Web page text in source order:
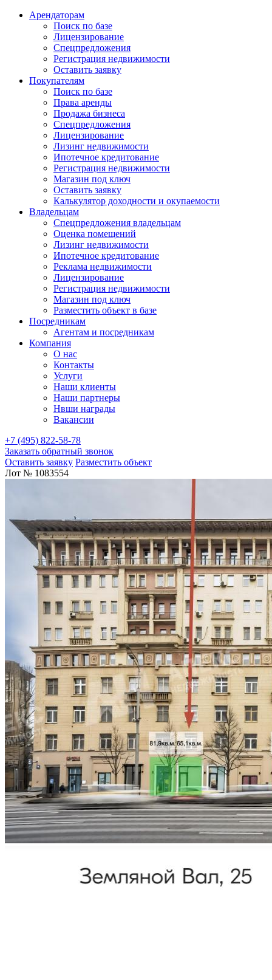
Арендаторам
Поиск по базе
Лицензирование
Спецпредложения
Регистрация недвижимости
Оставить заявку
Покупателям
Поиск по базе
Права аренды
Продажа бизнеса
Спецпредложения
Лицензирование
Лизинг недвижимости
Ипотечное кредитование
Регистрация недвижимости
Магазин под ключ
Оставить заявку
Калькулятор доходности и окупаемости
Владельцам
Спецпредложения владельцам
Оценка помещений
Лизинг недвижимости
Ипотечное кредитование
Реклама недвижимости
Лицензирование
Регистрация недвижимости
Магазин под ключ
Разместить объект в базе
Посредникам
Агентам и посредникам
Компания
О нас
Контакты
Услуги
Наши клиенты
Наши партнеры
Нвши награды
Вакансии
+7 (495) 822-58-78
Заказать обратный звонок
Оставить заявку Разместить объект
Лот № 1083554